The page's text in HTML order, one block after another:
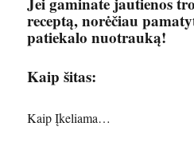
receptą, norėčiau
patiekalo nuotrauką!
Kaip šitas:
Kaip Įkeliama…